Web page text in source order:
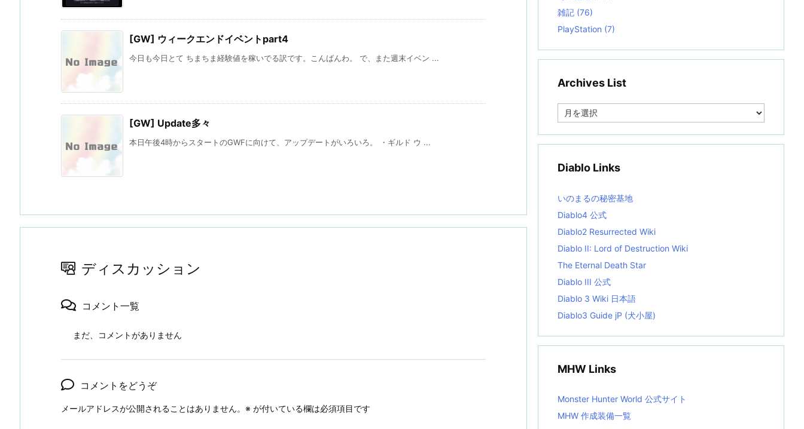
[GW] ウィークエンドイベントpart4
今日も今日とて ちまちま経験値を稼いでる訳です。こんばんわ。 で、また週末イベン ...
[GW] Update多々
本日午後4時からスタートのGWFに向けて、アップデートがいろいろ。 ・ギルド ウ ...
ディスカッション
コメント一覧
まだ、コメントがありません
コメントをどうぞ
メールアドレスが公開されることはありません。 ※ が付いている欄は必須項目です
雑記 (76)
PlayStation (7)
Archives List
e
i
s
t
Diablo Links
いのまるの秘密基地
Diablo4 公式
Diablo2 Resurrected Wiki
Diablo II: Lord of Destruction Wiki
The Eternal Death Star
Diablo III 公式
Diablo 3 Wiki 日本語
Diablo3 Guide jP (犬小屋)
MHW Links
Monster Hunter World 公式サイト
MHW 作成装備一覧